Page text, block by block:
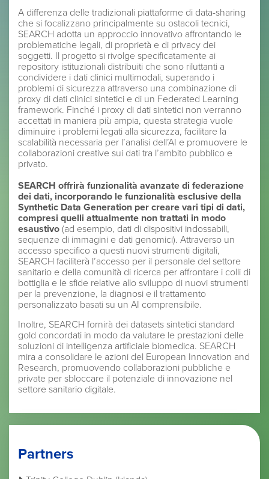
A differenza delle tradizionali piattaforme di data-sharing
che si focalizzano principalmente su ostacoli tecnici,
SEARCH adotta un approccio innovativo affrontando le
problematiche legali, di proprietà e di privacy dei
soggetti. Il progetto si rivolge specificatamente ai
repository istituzionali distribuiti che sono riluttanti a
condividere i dati clinici multimodali, superando i
problemi di sicurezza attraverso una combinazione di
proxy di dati clinici sintetici e di un Federated Learning
framework. Finché i proxy di dati sintetici non verranno
accettati in maniera più ampia, questa strategia vuole
diminuire i problemi legati alla sicurezza, facilitare la
scalabilità necessaria per l’analisi dell’AI e promuovere le
collaborazioni creative sui dati tra l’ambito pubblico e
privato.
SEARCH offrirà funzionalità avanzate di federazione
dei dati, incorporando le funzionalità esclusive della
Synthetic Data Generation per creare vari tipi di dati,
compresi quelli attualmente non trattati in modo
esaustivo (ad esempio, dati di dispositivi indossabili,
sequenze di immagini e dati genomici). Attraverso un
accesso specifico a questi nuovi strumenti digitali,
SEARCH faciliterà l’accesso per il personale del settore
sanitario e della comunità di ricerca per affrontare i colli di
bottiglia e le sfide relative allo sviluppo di nuovi strumenti
per la prevenzione, la diagnosi e il trattamento
personalizzato basati su un AI comprensibile.
Inoltre, SEARCH fornirà dei datasets sintetici standard
gold concordati in modo da valutare le prestazioni delle
soluzioni di intelligenza artificiale biomedica. SEARCH
mira a consolidare le azioni del European Innovation and
Research, promuovendo collaborazioni pubbliche e
private per sbloccare il potenziale di innovazione nel
settore sanitario digitale.
Partners